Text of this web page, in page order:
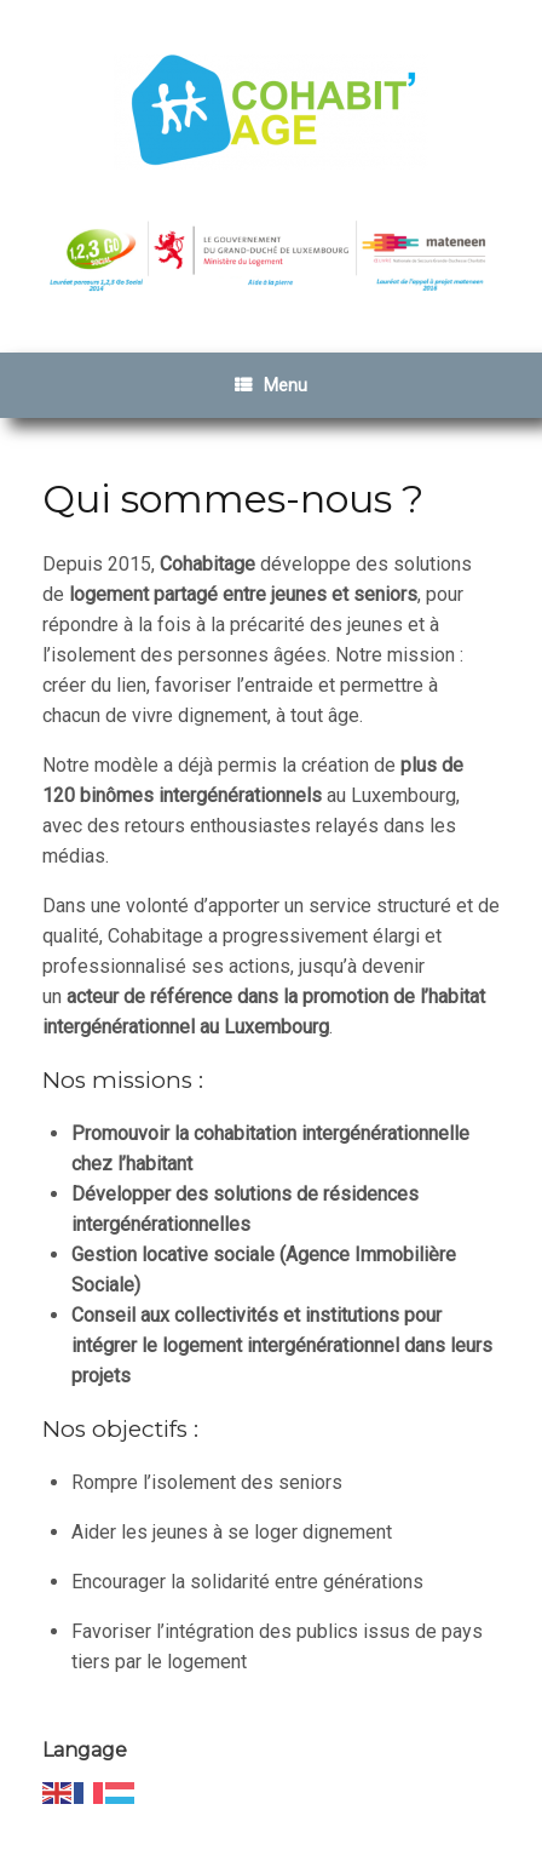
Menu
Qui sommes-nous ?
Depuis 2015, Cohabitage développe des solutions
de logement partagé entre jeunes et seniors, pour
répondre à la fois à la précarité des jeunes et à
l’isolement des personnes âgées. Notre mission :
créer du lien, favoriser l’entraide et permettre à
chacun de vivre dignement, à tout âge.
Notre modèle a déjà permis la création de plus de
120 binômes intergénérationnels au Luxembourg,
avec des retours enthousiastes relayés dans les
médias.
Dans une volonté d’apporter un service structuré et de
qualité, Cohabitage a progressivement élargi et
professionnalisé ses actions, jusqu’à devenir
un acteur de référence dans la promotion de l’habitat
intergénérationnel au Luxembourg.
Nos missions :
Promouvoir la cohabitation intergénérationnelle
chez l’habitant
Développer des solutions de résidences
intergénérationnelles
Gestion locative sociale (Agence Immobilière
Sociale)
Conseil aux collectivités et institutions pour
intégrer le logement intergénérationnel dans leurs
projets
Nos objectifs :
Rompre l’isolement des seniors
Aider les jeunes à se loger dignement
Encourager la solidarité entre générations
Favoriser l’intégration des publics issus de pays
tiers par le logement
Langage